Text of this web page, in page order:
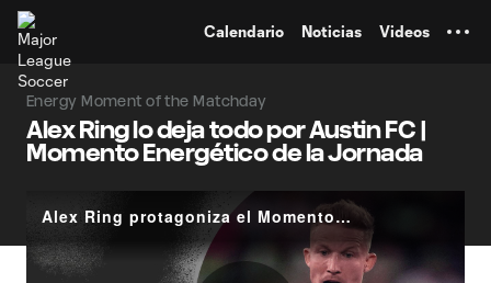
Calendario Noticias Videos
Energy Moment of the Matchday
Alex Ring lo deja todo por Austin FC |
Momento Energético de la Jornada
Alex Ring protagoniza el Momento Energético de la Jornada 11